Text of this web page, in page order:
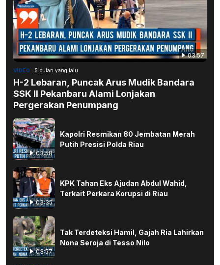
03:57
VIDEO 5 bulan yang lalu
H-2 Lebaran, Puncak Arus Mudik Bandara
SSK II Pekanbaru Alami Lonjakan
Pergerakan Penumpang
03:58
Kapolri Resmikan 80 Jembatan Merah
Putih Presisi Polda Riau
03:35
KPK Tahan Eks Ajudan Abdul Wahid,
Terkait Perkara Korupsi di Riau
03:57
Tak Terdeteksi Hamil, Gajah Ria Lahirkan
Nona Seroja di Tesso Nilo